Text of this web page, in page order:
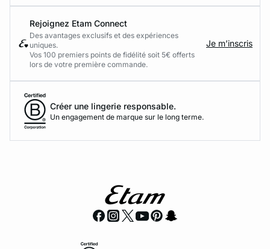
Rejoignez Etam Connect
Des avantages exclusifs et des expériences
uniques.
Vos 100 premiers points de fidélité soit 5€ offerts
lors de votre première commande.​
Je m’inscris
Créer une lingerie responsable.
Un engagement de marque sur le long terme.